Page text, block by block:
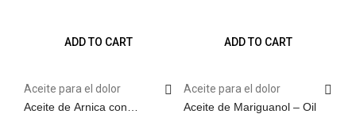
ADD TO CART
Aceite para el dolor
Aceite de Arnica con
ADD TO CART
Aceite para el dolor
Aceite de Mariguanol – Oil